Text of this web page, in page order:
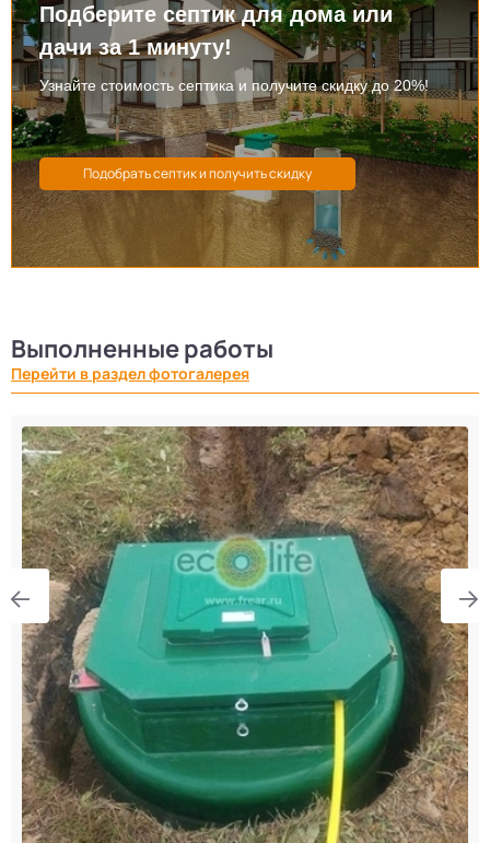
Подберите септик для дома или
дачи за 1 минуту!
Узнайте стоимость септика и получите скидку до 20%!
Выполненные работы
Перейти в раздел фотогалерея